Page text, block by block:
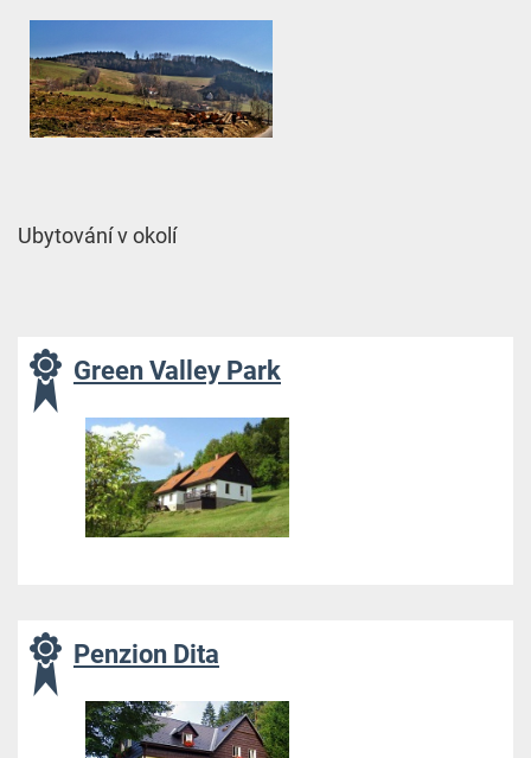
Ubytování v okolí
Green Valley Park
Penzion Dita